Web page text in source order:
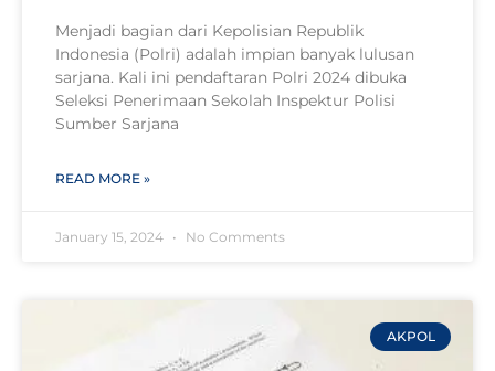
Menjadi bagian dari Kepolisian Republik
Indonesia (Polri) adalah impian banyak lulusan
sarjana. Kali ini pendaftaran Polri 2024 dibuka
Seleksi Penerimaan Sekolah Inspektur Polisi
Sumber Sarjana
READ MORE »
January 15, 2024 No Comments
AKPOL